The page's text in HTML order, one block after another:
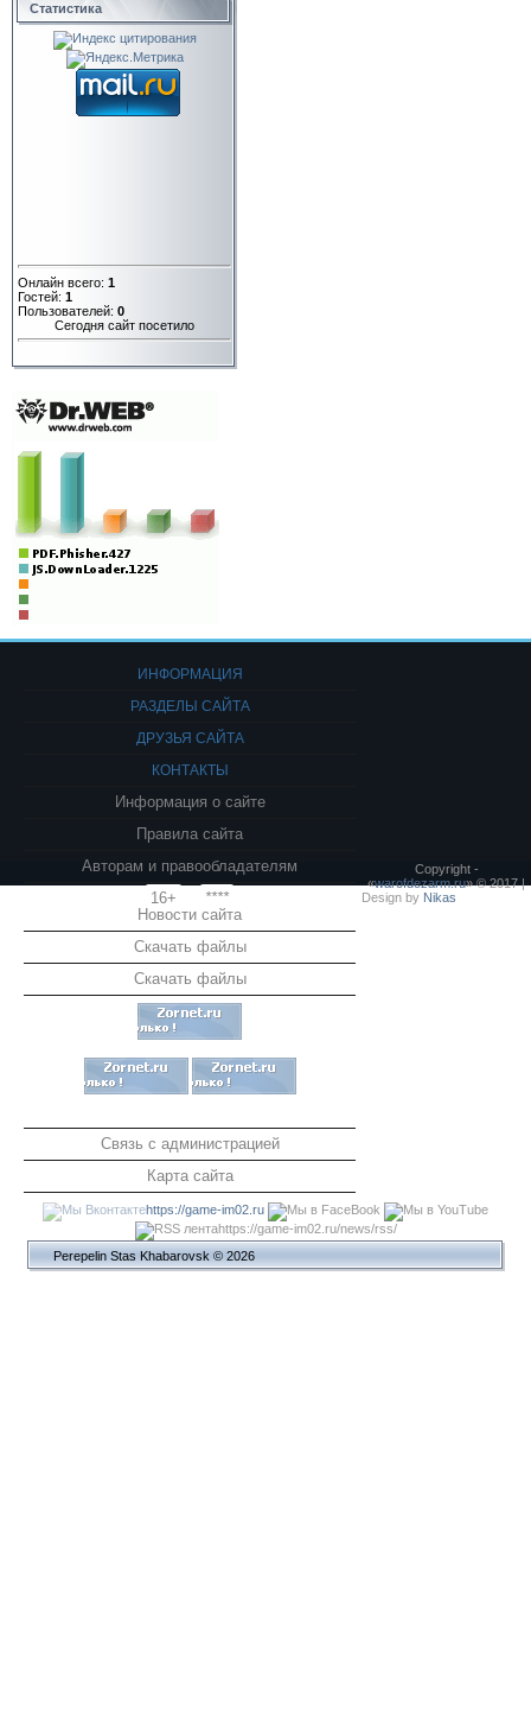
Статистика
Онлайн всего: 1
Гостей: 1
Пользователей: 0
Сегодня сайт посетило
ИНФОРМАЦИЯ
РАЗДЕЛЫ САЙТА
ДРУЗЬЯ САЙТА
КОНТАКТЫ
Информация о сайте
Правила сайта
Авторам и правообладателям
16+
****
Новости сайта
Скачать файлы
Скачать файлы
Связь с администрацией
Карта сайта
Copyright -
«warofdezarm.ru» © 2017 |
Design by Nikas
https://game-im02.ru
https://game-im02.ru/news/rss/
Perepelin Stas Khabarovsk © 2026